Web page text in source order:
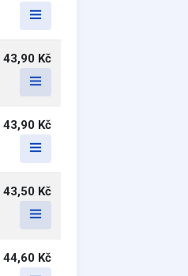
43,90 Kč
43,90 Kč
43,50 Kč
44,60 Kč